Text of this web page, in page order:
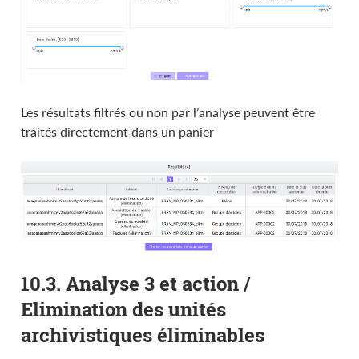
Les résultats filtrés ou non par l’analyse peuvent être
traités directement dans un panier
10.3. Analyse 3 et action /
Elimination des unités
archivistiques éliminables